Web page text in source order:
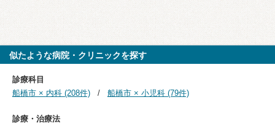
似たような病院・クリニックを探す
診療科目
船橋市 × 内科 (208件)
船橋市 × 小児科 (79件)
診療・治療法